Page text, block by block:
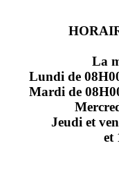
La
Lundi de
Mardi de
Jeudi et
et